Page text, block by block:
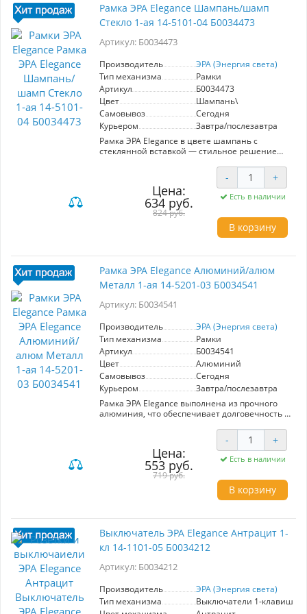
Выберите ЭРА Elegance для создания уютной и
современной атмосферы.
Рамка ЭРА Elegance Шампань/шамп
Стекло 1-ая 14-5101-04 Б0034473
Артикул: Б0034473
Производитель
ЭРА (Энергия света)
Тип механизма
Рамки
Артикул
Б0034473
Цвет
Шампань\
Самовывоз
Сегодня
Курьером
Завтра/послезавтра
Рамка ЭРА Elegance в цвете шампань с
стеклянной вставкой — стильное решение
предназначена для установки одной розетки
или выключателя. Изготовлена из
высококачественных материалов, что
обеспечивает долговечность и устойчивость к
повреждениям. Эстетичный дизайн и
элегантная отделка добавляют изысканности
любому помещению, будь то квартира, офис
монтажа позволяет быстро установить рамку
без лишних усилий. Идеально подходит для
современных интерьеров, подчеркивает вкус
и внимание к деталям. Выберите ЭРА Elegance
вашем доме.
Цена:
634 руб.
824 руб.
- +
Есть в наличии
В корзину
Рамка ЭРА Elegance Алюминий/алюм
Металл 1-ая 14-5201-03 Б0034541
Артикул: Б0034541
Производитель
ЭРА (Энергия света)
Тип механизма
Рамки
Артикул
Б0034541
Цвет
Алюминий
Самовывоз
Сегодня
Курьером
Завтра/послезавтра
Рамка ЭРА Elegance выполнена из прочного
алюминия, что обеспечивает долговечность и
03 идеально подходит для установки в
современных интерьерах благодаря своей
лаконичной форме и металлическому блеску.
Она легко монтируется и совместима с
большинством стандартных выключателей и
розеток, что делает её универсальным
решением для вашего дома или офиса.
высокая устойчивость к механическим
повреждениям и коррозии, а также простота в
уходе. ЭРА Elegance не только дополняет
интерьер, но и обеспечивает надежную
– это шаг к долговечному и элегантному
Цена:
553 руб.
719 руб.
- +
Есть в наличии
В корзину
Выключатель ЭРА Elegance Антрацит 1-
кл 14-1101-05 Б0034212
Артикул: Б0034212
Производитель
ЭРА (Энергия света)
Тип механизма
Выключатели 1-